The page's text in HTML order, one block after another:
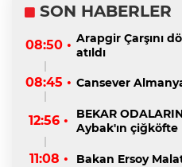
SON HABERLER
08:50 • Arapgir Çarşını
atıldı
08:45 • Cansever
12:56 •
BEKAR
Aybak'ın çiğköfte
11:08 • Bakan Ersoy